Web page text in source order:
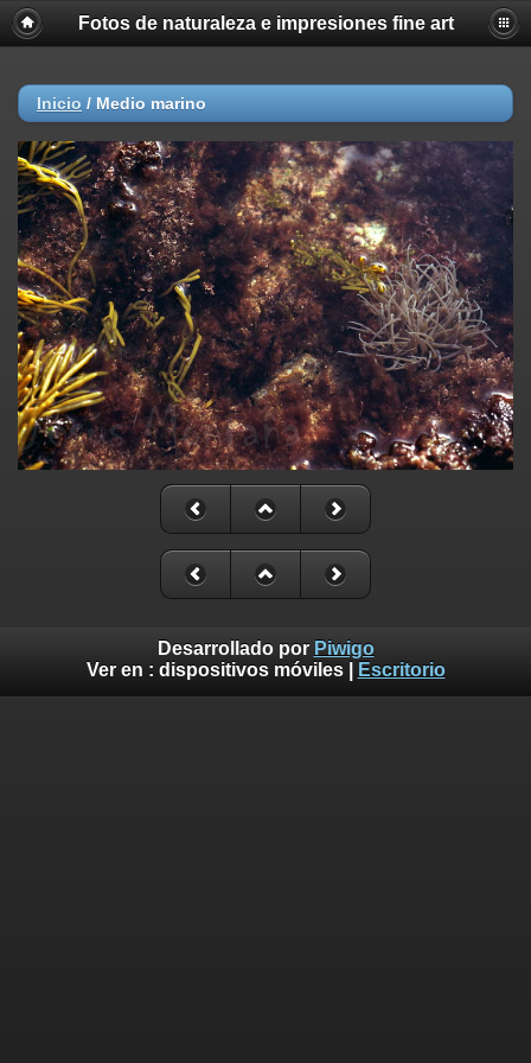
Fotos de naturaleza e impresiones fine art
Inicio / Medio marino
Desarrollado por Piwigo
Ver en : dispositivos móviles| Escritorio